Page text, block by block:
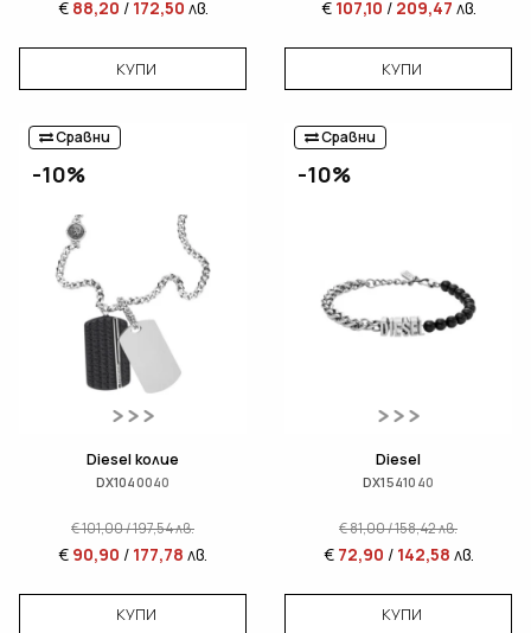
€ 88,20 / 172,50 лв.
КУПИ
€ 107,10 / 209,47 лв.
КУПИ
Сравни
-10%
Diesel колие
DX1040040
€101,00/197,54лв.
€ 90,90 / 177,78 лв.
КУПИ
Сравни
-10%
Diesel
DX1541040
€81,00/158,42лв.
€ 72,90 / 142,58 лв.
КУПИ